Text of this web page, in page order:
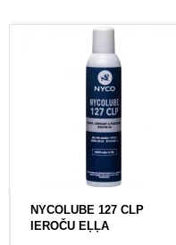
NYCOLUBE 127 CLP
IEROČU EĻĻA